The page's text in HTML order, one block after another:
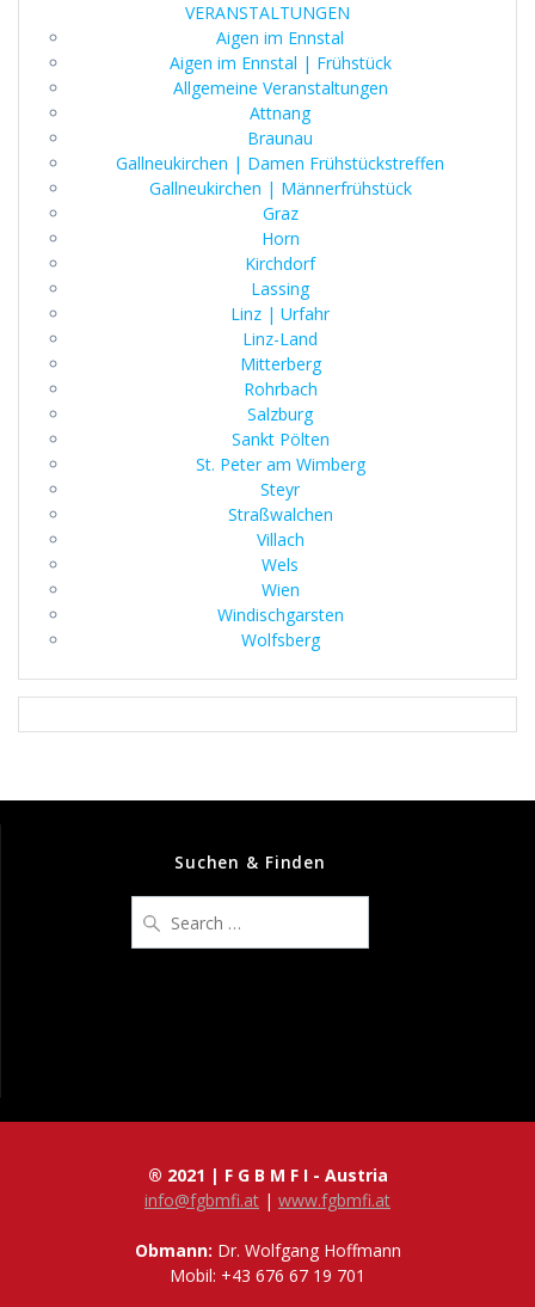
VERANSTALTUNGEN
Aigen im Ennstal
Aigen im Ennstal | Frühstück
Allgemeine Veranstaltungen
Attnang
Braunau
Gallneukirchen | Damen Frühstückstreffen
Gallneukirchen | Männerfrühstück
Graz
Horn
Kirchdorf
Lassing
Linz | Urfahr
Linz-Land
Mitterberg
Rohrbach
Salzburg
Sankt Pölten
St. Peter am Wimberg
Steyr
Straßwalchen
Villach
Wels
Wien
Windischgarsten
Wolfsberg
Suchen & Finden
for:
® 2021 | F G B M F I - Austria
info@fgbmfi.at | www.fgbmfi.at
Obmann: Dr. Wolfgang Hoffmann
Mobil: +43 676 67 19 701